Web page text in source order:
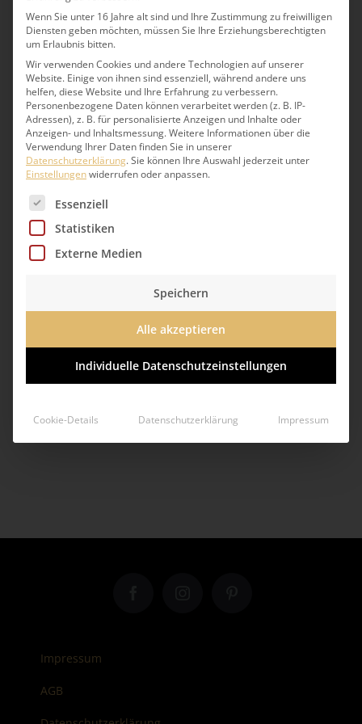
Wir beraten Sie gern.
Berlin:030 71091-11
catering-berlin@lindner-esskultur.de
catering-hamburg@lindner-esskultur.de
Impressum
AGB
Wenn Sie unter 16 Jahre alt sind und Ihre Zustimmung zu freiwilligen
Diensten geben möchten, müssen Sie Ihre Erziehungsberechtigten
um Erlaubnis bitten.
Wir verwenden Cookies und andere Technologien auf unserer
Website. Einige von ihnen sind essenziell, während andere uns
helfen, diese Website und Ihre Erfahrung zu verbessern.
Personenbezogene Daten können verarbeitet werden (z. B. IP-
Adressen), z. B. für personalisierte Anzeigen und Inhalte oder
Anzeigen- und Inhaltsmessung.Weitere Informationen über die
Verwendung Ihrer Daten finden Sie in unserer
Datenschutzerklärung.Sie können Ihre Auswahl jederzeit unter
Einstellungenwiderrufen oder anpassen.
Es folgt eine Liste der Service-Gruppen, für die eine
Essenziell
Statistiken
Externe Medien
Speichern
Alle akzeptieren
Individuelle Datenschutzeinstellungen
Cookie-Details Datenschutzerklärung Impressum